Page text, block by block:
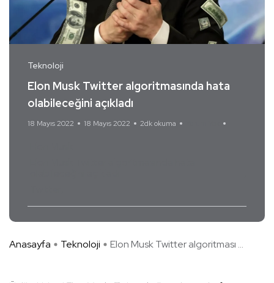
Teknoloji
Elon Musk Twitter algoritmasında hata
olabileceğini açıkladı
18 Mayıs 2022 18 Mayıs 2022 2dk okuma
Anasayfa Teknoloji Elon Musk Twitter algoritması ...